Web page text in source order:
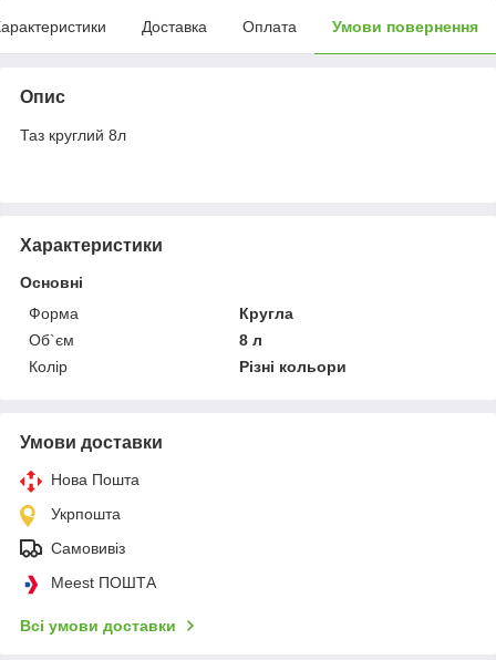
Доставка Оплата Умови повернення
Опис
Таз круглий 8л
Характеристики
Основні
Форма
Кругла
Об`єм
8 л
Колір
Різні кольори
Умови доставки
Нова Пошта
Укрпошта
Самовивіз
Meest ПОШТА
Всі умови доставки